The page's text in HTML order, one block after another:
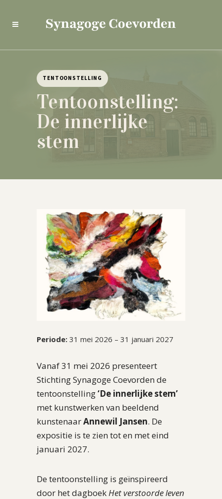
TENTOONSTELLING
Tentoonstelling:
De innerlijke
stem
Periode: 31 mei 2026 – 31 januari 2027
Vanaf 31 mei 2026 presenteert
Stichting Synagoge Coevorden de
tentoonstelling‘De innerlijke stem’
met kunstwerken van beeldend
kunstenaarAnnewil Jansen. De
expositie is te zien tot en met eind
januari 2027.
De tentoonstelling is geïnspireerd
door het dagboekHet verstoorde leven